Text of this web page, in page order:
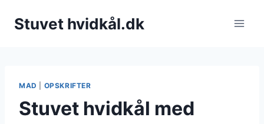
Stuvet hvidkål.dk
MAD OPSKRIFTER
Stuvet hvidkål med